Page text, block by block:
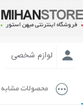
لوازم شخصی
محصولات مشابه